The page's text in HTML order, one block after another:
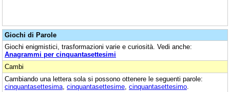
Giochi di Parole
Giochi enigmistici, trasformazioni varie e curiosità. Vedi anche:
Anagrammi per cinquantasettesimi
Cambi
Cambiando una lettera sola si possono ottenere le seguenti parole:
cinquantasettesima cinquantasettesime cinquantasettesimo